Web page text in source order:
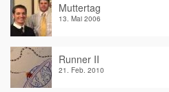
Muttertag
13. Mai 2006
Runner II
21. Feb. 2010